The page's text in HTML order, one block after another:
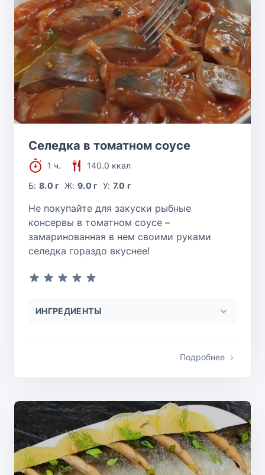
Селедка в томатном соусе
1 ч.
140.0 ккал
Б:8.0 г Ж: 9.0 г У: 7.0 г
Не покупайте для закуски рыбные
консервы в томатном соусе –
замаринованная в нем своими руками
селедка гораздо вкуснее!
ИНГРЕДИЕНТЫ
Подробнее